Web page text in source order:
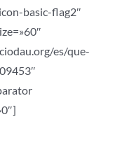
basic-flag2″
es/que-